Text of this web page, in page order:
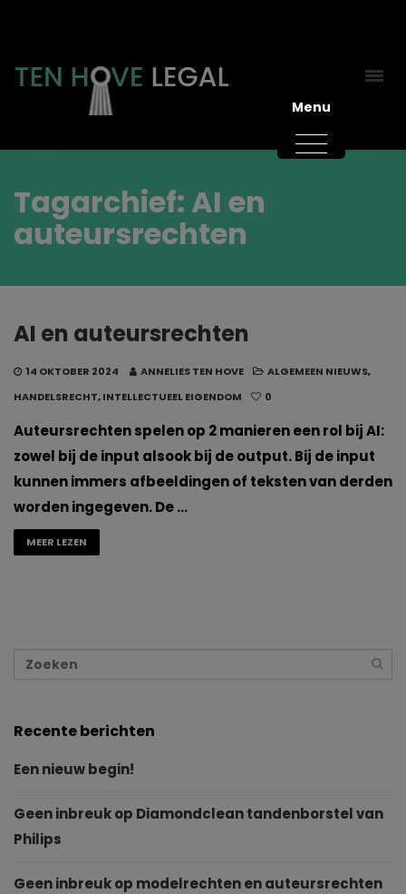
Tagarchief: AI en
auteursrechten
AI en auteursrechten
14 OKTOBER 2024 ANNELIES TEN HOVE ALGEMEEN NIEUWS,
HANDELSRECHT,INTELLECTUEEL EIGENDOM 0
Auteursrechten spelen op 2 manieren een rol bij AI:
zowel bij de input alsook bij de output. Bij de input
kunnen immers afbeeldingen of teksten van derden
worden ingegeven. De …
MEER LEZEN
Recente berichten
Een nieuw begin!
Geen inbreuk op Diamondclean tandenborstel van
Philips
Geen inbreuk op modelrechten en auteursrechten
Menu